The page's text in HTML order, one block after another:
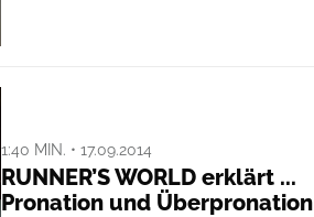
1:40 MIN. • 17.09.2014
RUNNER’S WORLD erklärt ...
Pronation und Überpronation